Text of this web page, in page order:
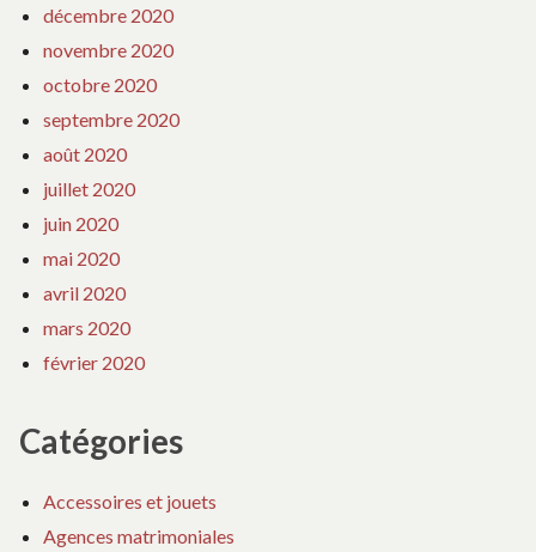
décembre 2020
novembre 2020
octobre 2020
septembre 2020
août 2020
juillet 2020
juin 2020
mai 2020
avril 2020
mars 2020
février 2020
Catégories
Accessoires et jouets
Agences matrimoniales